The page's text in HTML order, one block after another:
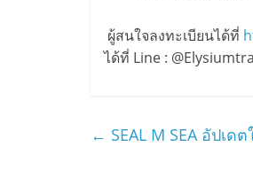
ผู้สนใจลงทะเบียนได้ที่
ได้ที่ Line :
← SEAL M SEA อัปเ